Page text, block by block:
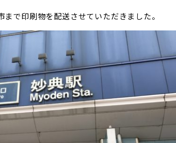
で印刷物を配送させていただきました。